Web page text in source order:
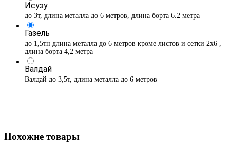
Исузу
до 3т, длина металла до 6 метров, длина борта 6.2 метра
Газель
до 1,5тн длина металла до 6 метров кроме листов и сетки 2х6 ,
длина борта 4,2 метра
Валдай
Валдай до 3,5т, длина металла до 6 метров
Похожие товары